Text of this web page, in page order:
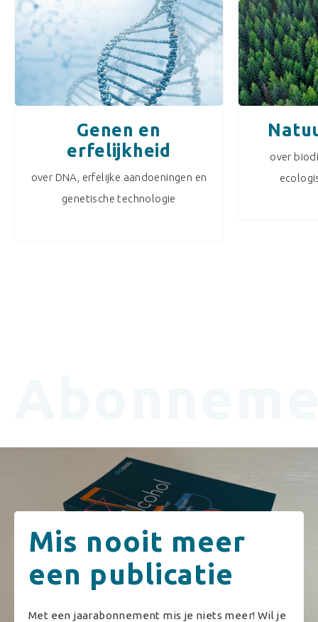
Genen en
erfelijkheid
over DNA, erfelijke aandoeningen en
genetische technologie
over
Mis nooit meer
een publicatie
Met een jaarabonnement mis je niets meer! Wil je